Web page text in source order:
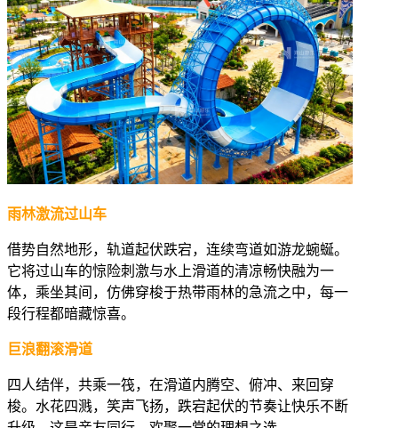
雨林激流过山车
借势自然地形，轨道起伏跌宕，连续弯道如游龙蜿蜒。
它将过山车的惊险刺激与水上滑道的清凉畅快融为一
体，乘坐其间，仿佛穿梭于热带雨林的急流之中，每一
段行程都暗藏惊喜。
巨浪翻滚滑道
四人结伴，共乘一筏，在滑道内腾空、俯冲、来回穿
梭。水花四溅，笑声飞扬，跌宕起伏的节奏让快乐不断